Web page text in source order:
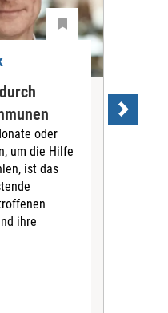
oder
um die Hilfe
ist das
ihre